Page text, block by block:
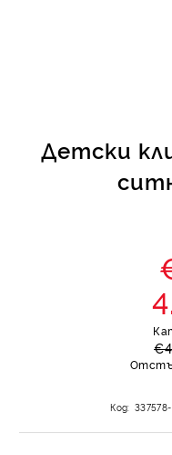
Детски
Код: 337578-